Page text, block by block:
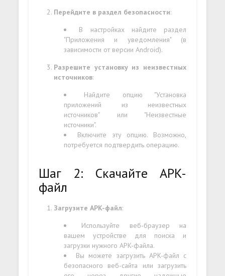
Перейдите в раздел безопасности:
В настройках найдите раздел
"Приложения и уведомления" (в
зависимости от версии Android).
Разрешите установку из неизвестных
источников:
Найдите опцию "Установка
приложений из неизвестных
источников" или "Неизвестные
источники".
Включите эту опцию. Возможно,
потребуется подтвердить операцию.
Шаг 2: Скачайте APK-
файл
Загрузите APK-файл:
Используйте веб-браузер на
вашем устройстве для поиска и
загрузки нужного APK-файла.
Вы можете загрузить APK-файл с
безопасного веб-сайта или загрузить